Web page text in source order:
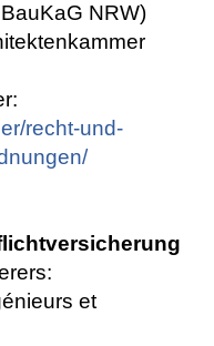
NRW)
recht-und-
et